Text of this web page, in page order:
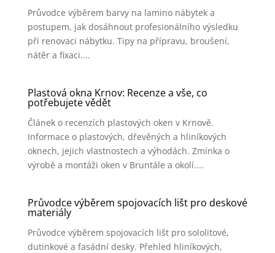
Průvodce výběrem barvy na lamino nábytek a
postupem, jak dosáhnout profesionálního výsledku
při renovaci nábytku. Tipy na přípravu, broušení,
nátěr a fixaci....
Plastová okna Krnov: Recenze a vše, co
potřebujete vědět
Článek o recenzích plastových oken v Krnově.
Informace o plastových, dřevěných a hliníkových
oknech, jejich vlastnostech a výhodách. Zmínka o
výrobě a montáži oken v Bruntále a okolí....
Průvodce výběrem spojovacích lišt pro deskové
materiály
Průvodce výběrem spojovacích lišt pro sololitové,
dutinkové a fasádní desky. Přehled hliníkových,